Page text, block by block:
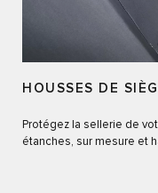
HOUSSES DE
Protégez la sellerie de
étanches, sur mesure et